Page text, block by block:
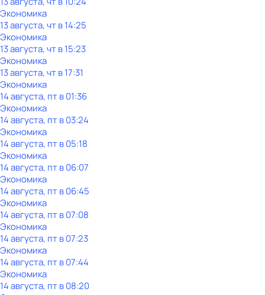
Экономика
13 августа, чт в 14:25
Экономика
13 августа, чт в 15:23
Экономика
13 августа, чт в 17:31
Экономика
14 августа, пт в 01:36
Экономика
14 августа, пт в 03:24
Экономика
14 августа, пт в 05:18
Экономика
14 августа, пт в 06:07
Экономика
14 августа, пт в 06:45
Экономика
14 августа, пт в 07:08
Экономика
14 августа, пт в 07:23
Экономика
14 августа, пт в 07:44
Экономика
14 августа, пт в 08:20